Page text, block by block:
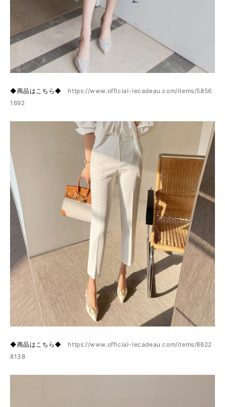
◆商品はこちら◆ https://www.official-lecadeau.com/items/5856
1692
◆商品はこちら◆ https://www.official-lecadeau.com/items/8622
8138